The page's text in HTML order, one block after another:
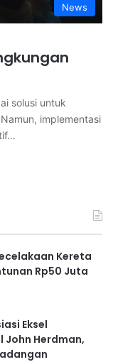
News
solusi untuk
implementasi
Kereta
Rp50 Juta
Eksel
John Herdman,